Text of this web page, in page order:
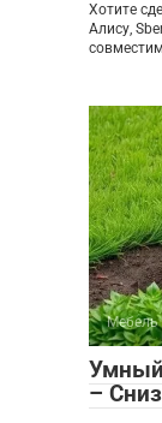
Хотите
Алису,
Мебель
–